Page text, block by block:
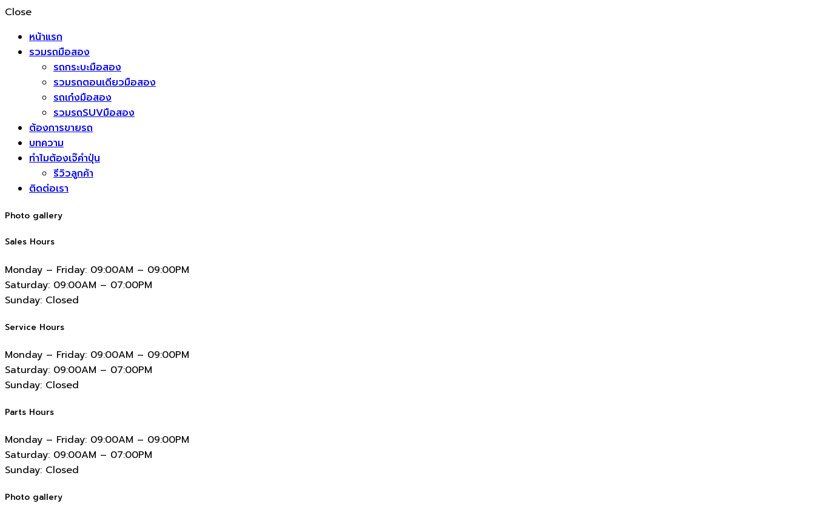
Close
หน้าแรก
รวมรถมือสอง
รถกระบะมือสอง
รวมรถตอนเดียวมือสอง
รถเก๋งมือสอง
รวมรถSUVมือสอง
ต้องการขายรถ
บทความ
ทำไมต้องเจ๊คำปุ่น
รีวิวลูกค้า
ติดต่อเรา
Photo gallery
Sales Hours
Monday – Friday: 09:00AM – 09:00PM
Saturday: 09:00AM – 07:00PM
Sunday: Closed
Service Hours
Monday – Friday: 09:00AM – 09:00PM
Saturday: 09:00AM – 07:00PM
Sunday: Closed
Parts Hours
Monday – Friday: 09:00AM – 09:00PM
Saturday: 09:00AM – 07:00PM
Sunday: Closed
Photo gallery